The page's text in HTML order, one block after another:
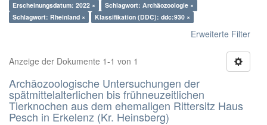
Erscheinungsdatum: 2022 ×
Schlagwort: Archäozoologie ×
Schlagwort: Rheinland ×
Klassifikation (DDC): ddc:930 ×
Erweiterte Filter
Anzeige der Dokumente 1-1 von 1
Archäozoologische Untersuchungen der
spätmittelalterlichen bis frühneuzeitlichen
Tierknochen aus dem ehemaligen Rittersitz Haus
Pesch in Erkelenz (Kr. Heinsberg)